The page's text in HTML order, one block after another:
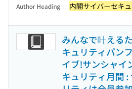
Author Heading 内閣サイバーセキ
みんなで叶える
キュリティパン
イブ!サンシャ
キュリティ月間